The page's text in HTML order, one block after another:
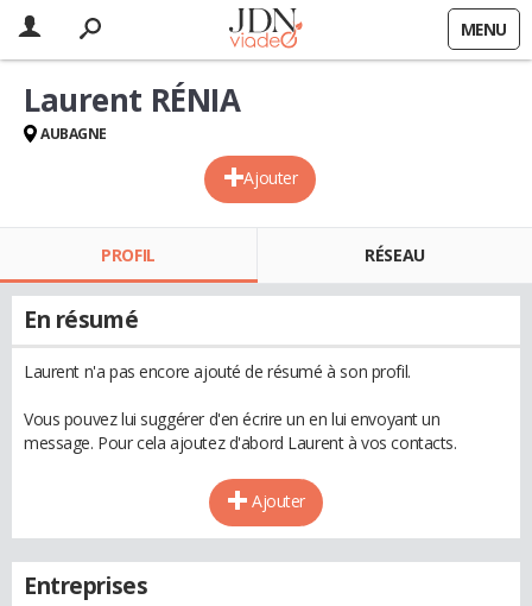
MENU
Ajouter
Laurent RÉNIA
AUBAGNE
PROFIL RÉSEAU
En résumé
Laurent n'a pas encore ajouté de résumé à son profil.
Vous pouvez lui suggérer d'en écrire un en lui envoyant un
message. Pour cela ajoutez d'abord Laurent à vos contacts.
Ajouter
Entreprises